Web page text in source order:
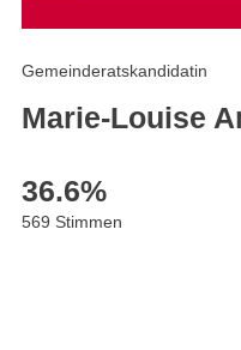
Gemeinderatskandidatin
Marie-Louise
36.6%
569 Stimmen